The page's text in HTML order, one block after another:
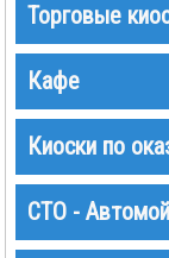
Торговые
Кафе
Киоски по
СТО -